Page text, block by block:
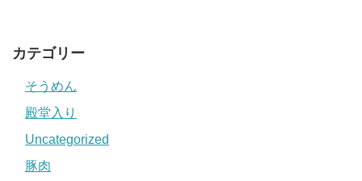
カテゴリー
そうめん
殿堂入り
Uncategorized
豚肉